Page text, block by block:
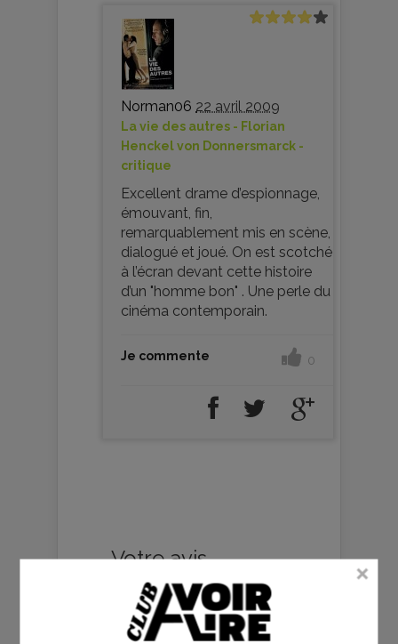
Norman06 22 avril 2009
La vie des autres - Florian
Henckel von Donnersmarck -
critique
Excellent drame d’espionnage,
émouvant, fin,
remarquablement mis en scène,
dialogué et joué. On est scotché
à l’écran devant cette histoire
d’un "homme bon" . Une perle du
cinéma contemporain.
Je commente 0
Votre avis
Votre note :
3 votes
Pour participer à ce forum, vous devez
vous enregistrer au préalable. Merci